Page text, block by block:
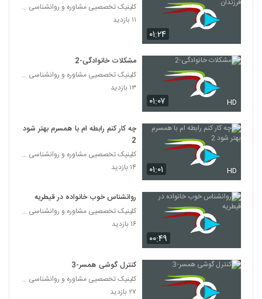
۰۱:۲۴
کلینیک تخصصیی مشاوره و روانشناسی خانواده ایرانی
۱۱ بازدید
۰۱:۰۷ HD
مشکلات خانوادگی-2
کلینیک تخصصیی مشاوره و روانشناسی خانواده ایرانی
۱۳ بازدید
۰۱:۰۱ HD
چه کار کنم رابطه ام با همسرم بهتر شود
2
کلینیک تخصصیی مشاوره و روانشناسی خانواده ایرانی
۱۴ بازدید
۰۰:۴۹
روانشناس خوب خانواده در قیطریه
کلینیک تخصصیی مشاوره و روانشناسی خانواده ایرانی
۱۶ بازدید
کنترل گوشی همسر-3
کلینیک تخصصیی مشاوره و روانشناسی خانواده ایرانی
۲۷ بازدید